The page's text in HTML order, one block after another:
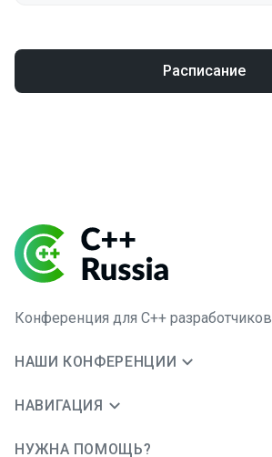
Расписание
Конференция для C++ разработчиков
НАШИ КОНФЕРЕНЦИИ
НАВИГАЦИЯ
НУЖНА ПОМОЩЬ?